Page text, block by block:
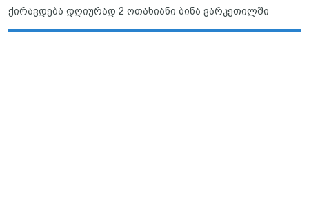
ქირავდება დღიურად 2 ოთახიანი ბინა ვარკეთილში